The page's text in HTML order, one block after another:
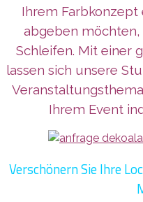
Ihrem
abgeben
Schleifen. Mit einer
lassen sich unsere
Ihrem Event
Verschönern Sie Ihre